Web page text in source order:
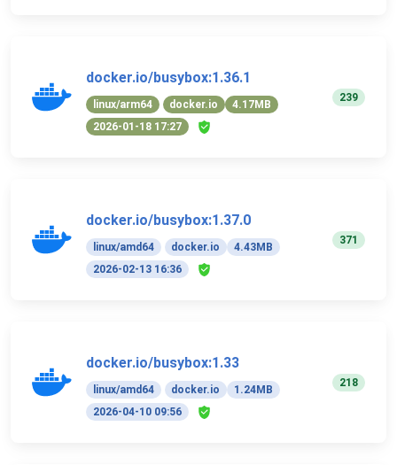
docker.io/busybox:1.36.1
linux/arm64 docker.io
4.17MB
2026-01-18 17:27
239
docker.io/busybox:1.37.0
linux/amd64 docker.io
4.43MB
2026-02-13 16:36
371
docker.io/busybox:1.33
linux/amd64 docker.io
1.24MB
2026-04-10 09:56
218